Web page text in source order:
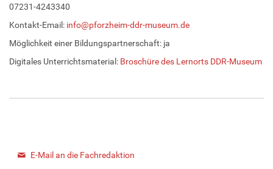
07231-4243340
Kontakt-Email: info@pforzheim-ddr-museum.de
Möglichkeit einer Bildungspartnerschaft: ja
Digitales Unterrichtsmaterial: Broschüre des Lernorts DDR-Museum
E-Mail an die Fachredaktion